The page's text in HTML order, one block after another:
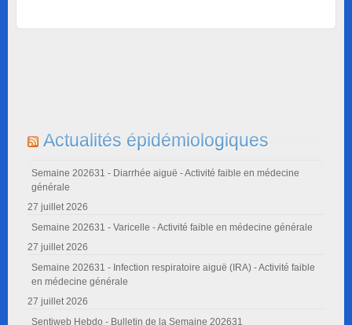
Actualités épidémiologiques
Semaine 202631 - Diarrhée aiguë - Activité faible en médecine
générale
27 juillet 2026
Semaine 202631 - Varicelle - Activité faible en médecine générale
27 juillet 2026
Semaine 202631 - Infection respiratoire aiguë (IRA) - Activité faible
en médecine générale
27 juillet 2026
Sentiweb Hebdo - Bulletin de la Semaine 202631